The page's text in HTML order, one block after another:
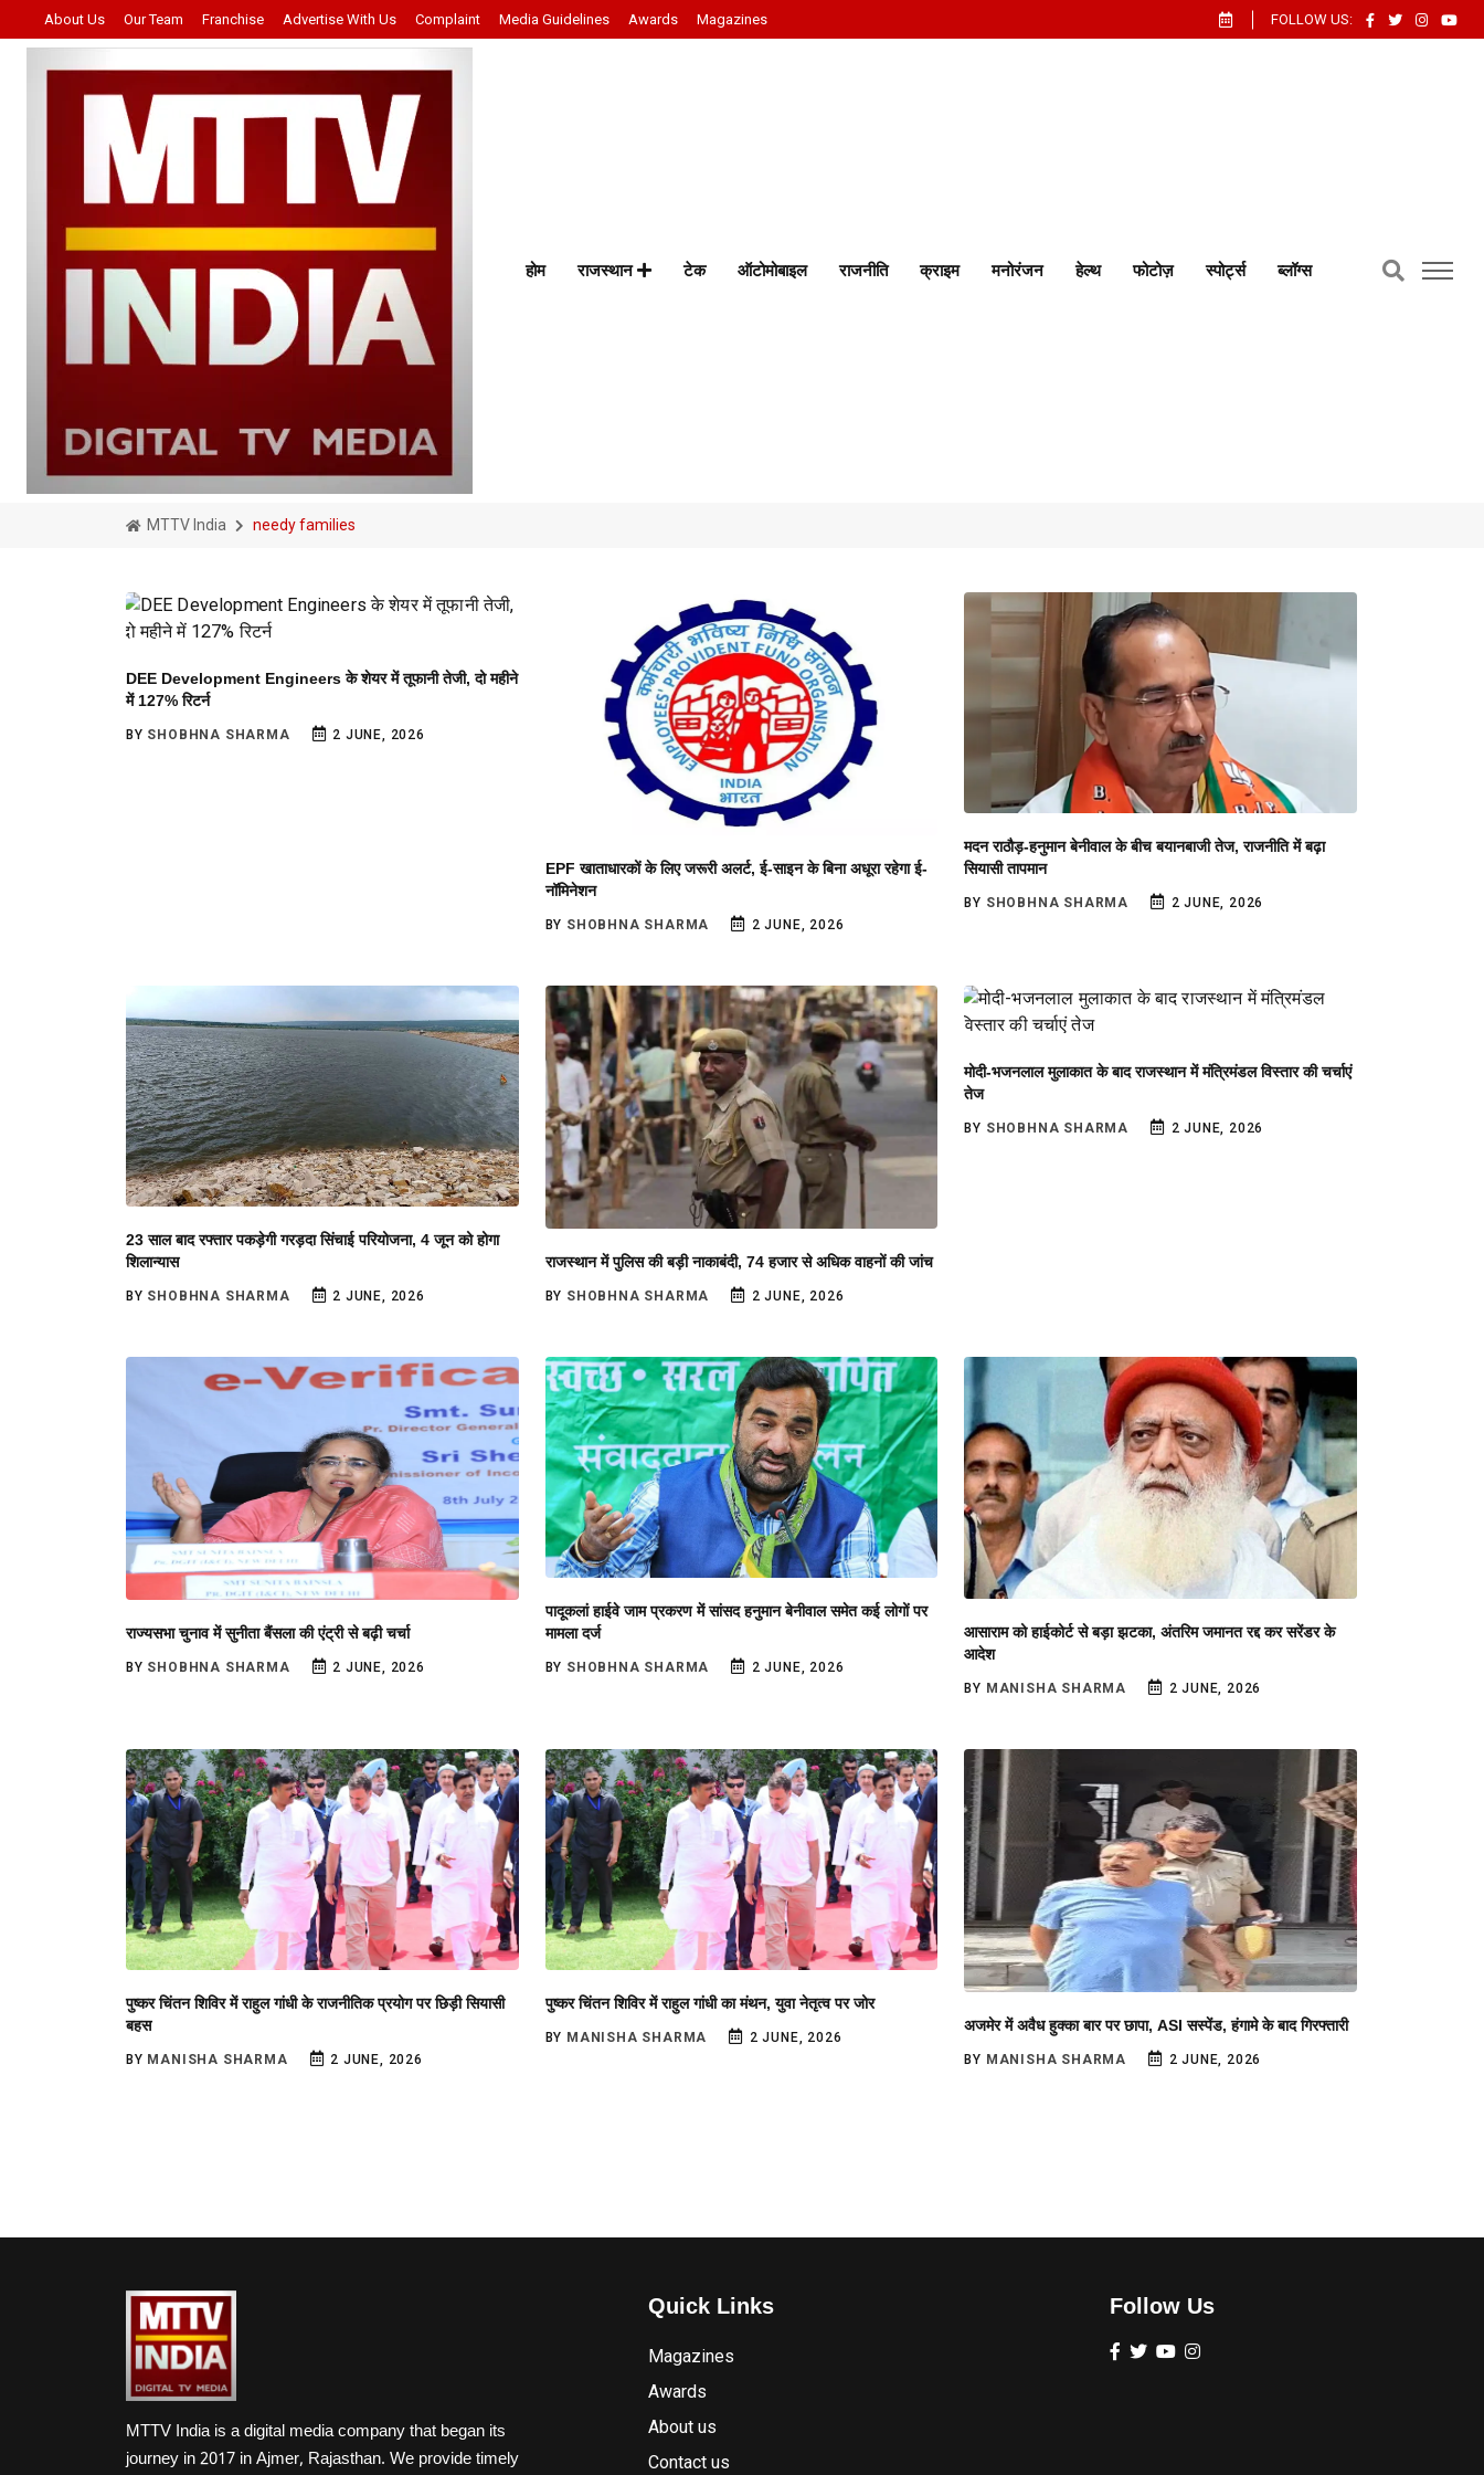
About Us Our Team Franchise Advertise With Us Complaint Media Guidelines Awards Magazines FOLLOW US:
होम राजस्थान टेक ऑटोमोबाइल राजनीति क्राइम मनोरंजन हेल्थ फोटोज़ स्पोर्ट्स ब्लॉग्स
MTTV India needy families
DEE Development Engineers के शेयर में तूफानी तेजी, दो महीने
में 127% रिटर्न
BY SHOBHNA SHARMA 2 JUNE, 2026
EPF खाताधारकों के लिए जरूरी अलर्ट, ई-साइन के बिना अधूरा रहेगा ई-
नॉमिनेशन
BY SHOBHNA SHARMA 2 JUNE, 2026
मदन राठौड़-हनुमान बेनीवाल के बीच बयानबाजी तेज, राजनीति में बढ़ा
सियासी तापमान
BY SHOBHNA SHARMA 2 JUNE, 2026
23 साल बाद रफ्तार पकड़ेगी गरड़दा सिंचाई परियोजना, 4 जून को होगा
शिलान्यास
BY SHOBHNA SHARMA 2 JUNE, 2026
राजस्थान में पुलिस की बड़ी नाकाबंदी, 74 हजार से अधिक वाहनों की जांच
BY SHOBHNA SHARMA 2 JUNE, 2026
मोदी-भजनलाल मुलाकात के बाद राजस्थान में मंत्रिमंडल विस्तार की चर्चाएं
तेज
BY SHOBHNA SHARMA 2 JUNE, 2026
राज्यसभा चुनाव में सुनीता बैंसला की एंट्री से बढ़ी चर्चा
BY SHOBHNA SHARMA 2 JUNE, 2026
पादूकलां हाईवे जाम प्रकरण में सांसद हनुमान बेनीवाल समेत कई लोगों पर
मामला दर्ज
BY SHOBHNA SHARMA 2 JUNE, 2026
आसाराम को हाईकोर्ट से बड़ा झटका, अंतरिम जमानत रद्द कर सरेंडर के
आदेश
BY MANISHA SHARMA 2 JUNE, 2026
पुष्कर चिंतन शिविर में राहुल गांधी के राजनीतिक प्रयोग पर छिड़ी सियासी
बहस
BY MANISHA SHARMA 2 JUNE, 2026
पुष्कर चिंतन शिविर में राहुल गांधी का मंथन, युवा नेतृत्व पर जोर
BY MANISHA SHARMA 2 JUNE, 2026
अजमेर में अवैध हुक्का बार पर छापा, ASI सस्पेंड, हंगामे के बाद गिरफ्तारी
BY MANISHA SHARMA 2 JUNE, 2026
MTTV India is a digital media company that began its
journey in 2017 in Ajmer, Rajasthan. We provide timely
Quick Links
Magazines
Awards
About us
Contact us
Follow Us